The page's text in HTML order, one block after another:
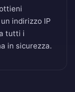
indirizzo IP
tutti i
in sicurezza.